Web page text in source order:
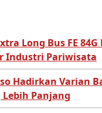
Long Bus FE 84G
Industri Pariwisata
Hadirkan Varian
Panjang